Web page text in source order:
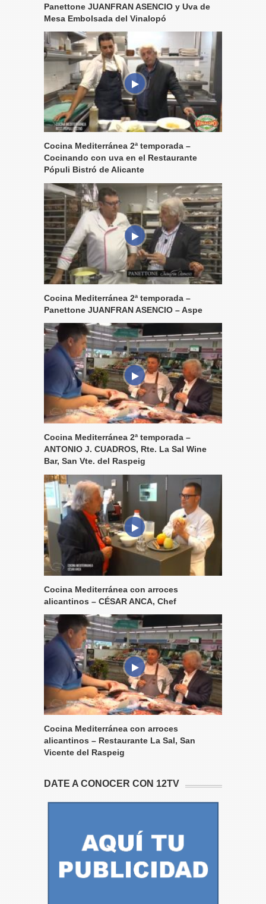
Panettone JUANFRAN ASENCIO y Uva de
Mesa Embolsada del Vinalopó
Cocina Mediterránea 2ª temporada –
Cocinando con uva en el Restaurante
Pópuli Bistró de Alicante
Cocina Mediterránea 2ª temporada –
Panettone JUANFRAN ASENCIO – Aspe
Cocina Mediterránea 2ª temporada –
ANTONIO J. CUADROS, Rte. La Sal Wine
Bar, San Vte. del Raspeig
Cocina Mediterránea con arroces
alicantinos – CÉSAR ANCA, Chef
Cocina Mediterránea con arroces
alicantinos – Restaurante La Sal, San
Vicente del Raspeig
DATE A CONOCER CON 12TV